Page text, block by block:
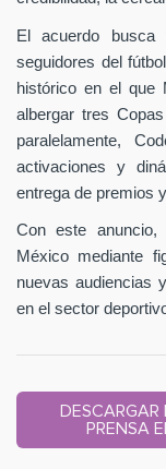
El acuerdo busca
seguidores del
histórico en el que
albergar tres
paralelamente,
activaciones y
entrega de premios
Con este
México mediante
nuevas audiencias
en el sector
DESCARGAR
PRENSA